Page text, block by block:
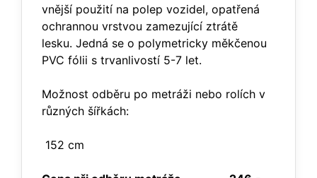
vnější použití na polep vozidel, opatřená
ochrannou vrstvou zamezující ztrátě
lesku. Jedná se o polymetricky měkčenou
PVC fólii s trvanlivostí 5-7 let.
Možnost odběru po metráži nebo rolích v
různých šířkách:
152 cm